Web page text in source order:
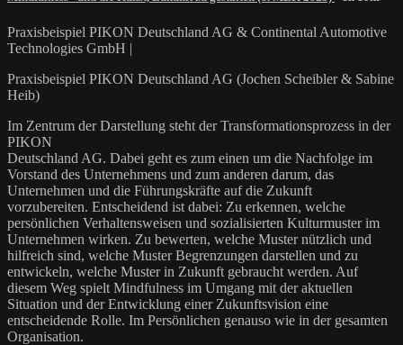
Praxisbeispiel PIKON Deutschland AG & Continental Automotive
Technologies GmbH |
Praxisbeispiel PIKON Deutschland AG (Jochen Scheibler & Sabine
Heib)
Im Zentrum der Darstellung steht der Transformationsprozess in der
PIKON
Deutschland AG. Dabei geht es zum einen um die Nachfolge im
Vorstand des Unternehmens und zum anderen darum, das
Unternehmen und die Führungskräfte auf die Zukunft
vorzubereiten. Entscheidend ist dabei: Zu erkennen, welche
persönlichen Verhaltensweisen und sozialisierten Kulturmuster im
Unternehmen wirken. Zu bewerten, welche Muster nützlich und
hilfreich sind, welche Muster Begrenzungen darstellen und zu
entwickeln, welche Muster in Zukunft gebraucht werden. Auf
diesem Weg spielt Mindfulness im Umgang mit der aktuellen
Situation und der Entwicklung einer Zukunftsvision eine
entscheidende Rolle. Im Persönlichen genauso wie in der gesamten
Organisation.